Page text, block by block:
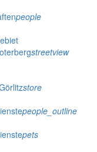
people
streetview
store
people_outline
pets